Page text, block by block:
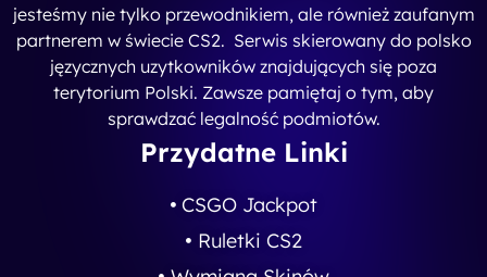
jesteśmy nie tylko przewodnikiem, ale również zaufanym
partnerem w świecie CS2. Serwis skierowany do polsko
języcznych uzytkowników znajdujących się poza
terytorium Polski. Zawsze pamiętaj o tym, aby
sprawdzać legalność podmiotów.
Przydatne Linki
CSGO Jackpot
Ruletki CS2